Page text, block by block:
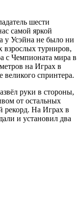
шести
самой яркой
у Усэйна не было ни
взрослых турниров,
с Чемпионата мира в
на Играх в
великого спринтера.
руки в стороны,
от остальных
рекорд. На Играх в
и установил два